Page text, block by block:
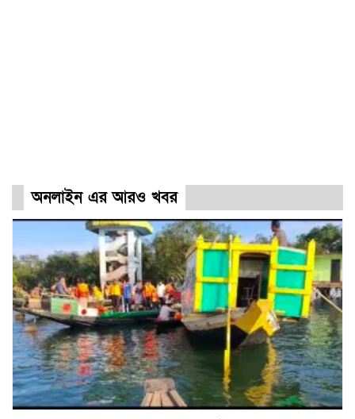
অনলাইন এর আরও খবর